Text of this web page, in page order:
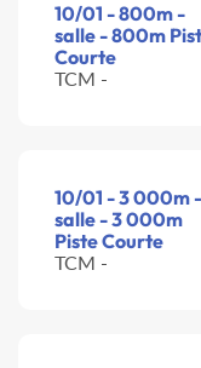
10/01 - 800m -
salle - 800m
Courte
TCM -
10/01 - 3 000m -
salle - 3 000m
Piste Courte
TCM -